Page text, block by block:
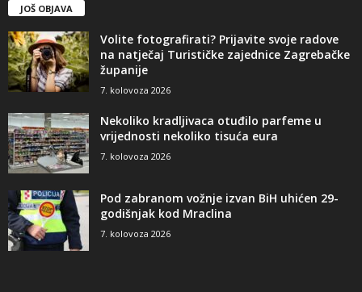
JOŠ OBJAVA
Volite fotografirati? Prijavite svoje radove
na natječaj Turističke zajednice Zagrebačke
županije
7. kolovoza 2026
Nekoliko kradljivaca otuđilo parfeme u
vrijednosti nekoliko tisuća eura
7. kolovoza 2026
Pod zabranom vožnje izvan BiH uhićen 29-
godišnjak kod Mraclina
7. kolovoza 2026